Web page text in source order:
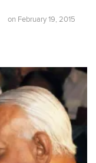
on February 19, 2015